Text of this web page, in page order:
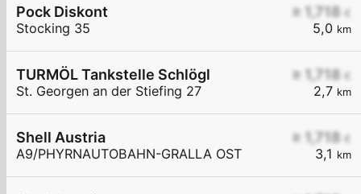
≥ 1,718 €
5,0 km
Pock Diskont
Stocking 35
≥ 1,718 €
2,7 km
TURMÖL Tankstelle Schlögl
St. Georgen an der Stiefing 27
≥ 1,718 €
3,1 km
Shell Austria
A9/PHYRNAUTOBAHN-GRALLA OST